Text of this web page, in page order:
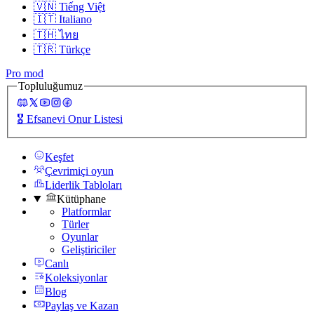
🇻🇳 Tiếng Việt
🇮🇹 Italiano
🇹🇭 ไทย
🇹🇷 Türkçe
Pro mod
Topluluğumuz
🎖️ Efsanevi Onur Listesi
Keşfet
Çevrimiçi oyun
Liderlik Tabloları
Kütüphane
Platformlar
Türler
Oyunlar
Geliştiriciler
Canlı
Koleksiyonlar
Blog
Paylaş ve Kazan